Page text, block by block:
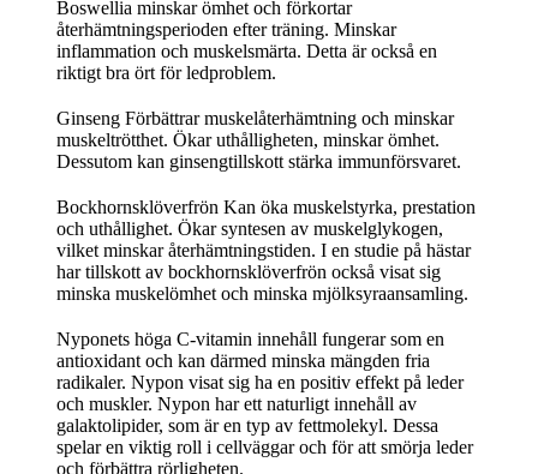
Boswellia minskar ömhet och förkortar
återhämtningsperioden efter träning. Minskar
inflammation och muskelsmärta. Detta är också en
riktigt bra ört för ledproblem.
Ginseng Förbättrar muskelåterhämtning och minskar
muskeltrötthet. Ökar uthålligheten, minskar ömhet.
Dessutom kan ginsengtillskott stärka immunförsvaret.
Bockhornsklöverfrön Kan öka muskelstyrka, prestation
och uthållighet. Ökar syntesen av muskelglykogen,
vilket minskar återhämtningstiden. I en studie på hästar
har tillskott av bockhornsklöverfrön också visat sig
minska muskelömhet och minska mjölksyraansamling.
Nyponets höga C-vitamin innehåll fungerar som en
antioxidant och kan därmed minska mängden fria
radikaler. Nypon visat sig ha en positiv effekt på leder
och muskler. Nypon har ett naturligt innehåll av
galaktolipider, som är en typ av fettmolekyl. Dessa
spelar en viktig roll i cellväggar och för att smörja leder
och förbättra rörligheten.